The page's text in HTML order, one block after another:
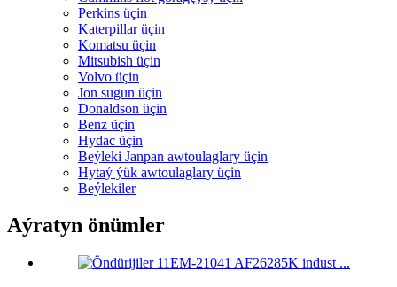
Perkins üçin
Katerpillar üçin
Komatsu üçin
Mitsubish üçin
Volvo üçin
Jon sugun üçin
Donaldson üçin
Benz üçin
Hydac üçin
Beýleki Janpan awtoulaglary üçin
Hytaý ýük awtoulaglary üçin
Beýlekiler
Aýratyn önümler